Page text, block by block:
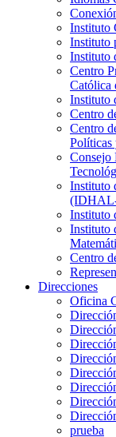
Instituto
Instituto
Instituto
Centro
Católica
Instituto
Centro
Centro
Consejo
Instituto
Instituto
Instituto
Centro
Direcciones
Oficina
prueba